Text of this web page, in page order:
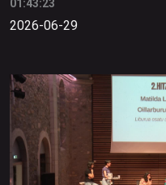
01:43:23
2026-06-29